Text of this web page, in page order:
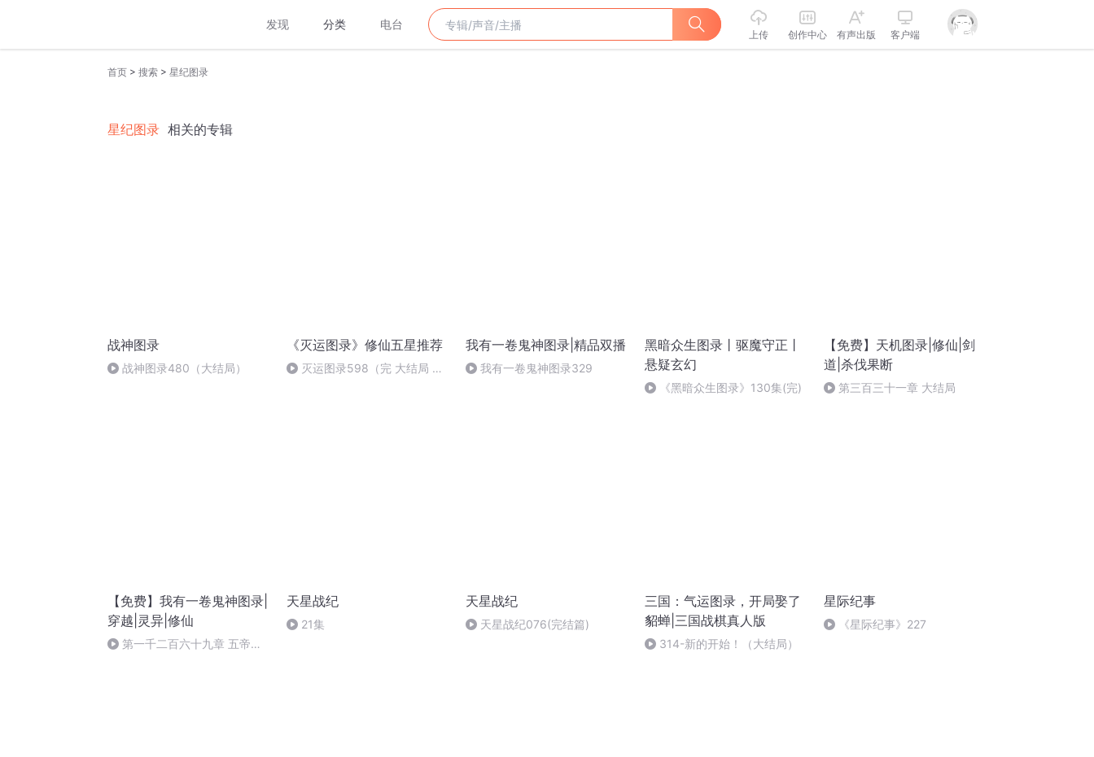
发现 分类 电台
上传 创作中心 有声出版 客户端
首页 > 搜索 > 星纪图录
星纪图录 相关的专辑
战神图录
战神图录480（大结局）
《灭运图录》修仙五星推荐
灭运图录598（完 大结局 感
我有一卷鬼神图录|精品双播
我有一卷鬼神图录329
黑暗众生图录丨驱魔守正丨
悬疑玄幻
《黑暗众生图录》130集(完)
【免费】天机图录|修仙|剑
道|杀伐果断
第三百三十一章 大结局
【免费】我有一卷鬼神图录|
穿越|灵异|修仙
第一千二百六十九章 五帝科
天星战纪
21集
天星战纪
天星战纪076(完结篇)
三国：气运图录，开局娶了
貂蝉|三国战棋真人版
314-新的开始！（大结局）
星际纪事
《星际纪事》227